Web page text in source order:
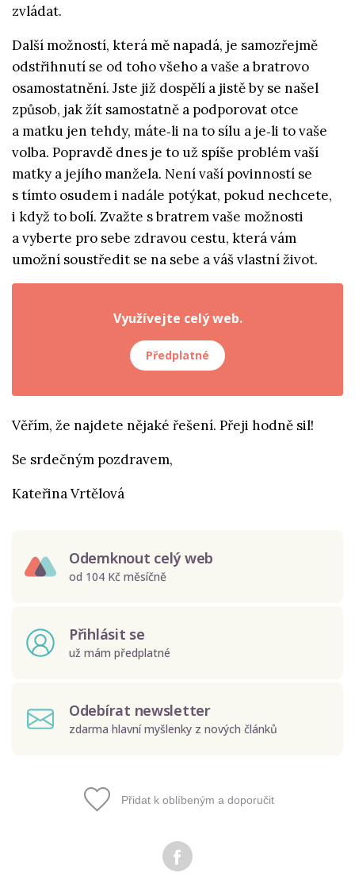
zvládat.
Další možností, která mě napadá, je samozřejmě
odstřihnutí se od toho všeho a vaše a bratrovo
osamostatnění. Jste již dospělí a jistě by se našel
způsob, jak žít samostatně a podporovat otce
a matku jen tehdy, máte‑li na to sílu a je‑li to vaše
volba. Popravdě dnes je to už spíše problém vaší
matky a jejího manžela. Není vaší povinností se
s tímto osudem i nadále potýkat, pokud nechcete,
i když to bolí. Zvažte s bratrem vaše možnosti
a vyberte pro sebe zdravou cestu, která vám
umožní soustředit se na sebe a váš vlastní život.
Využívejte celý web.
Předplatné
Věřím, že najdete nějaké řešení. Přeji hodně sil!
Se srdečným pozdravem,
Kateřina Vrtělová
Odemknout celý web
od 104 Kč měsíčně
Přihlásit se
už mám předplatné
Odebírat newsletter
zdarma hlavní myšlenky z nových článků
Odeslat
Přidat k oblíbeným a doporučit